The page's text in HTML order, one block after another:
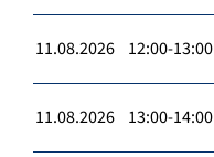
11.08.2026 12:00-13:00
11.08.2026 13:00-14:00